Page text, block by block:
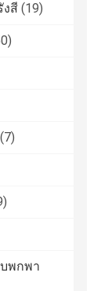
งสี (19)
(7)
พกพา